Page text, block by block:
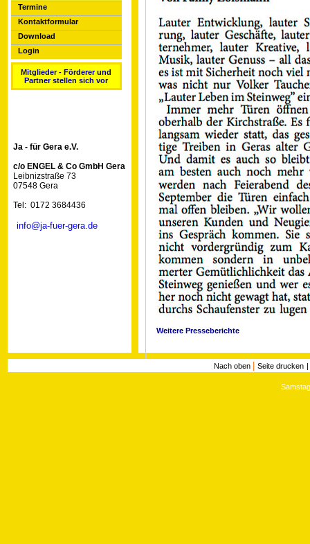
Termine
Kontaktformular
Download
Login
Mitglieder - Förderer und
Partner stellen sich vor
Ja - für Gera e.V.
c/o ENGEL & Co GmbH Gera
Leibnizstraße 73
07548 Gera
Tel: 0172 3684436
info@ja-fuer-gera.de
Weitere Presseberichte
Nach oben Seite drucken